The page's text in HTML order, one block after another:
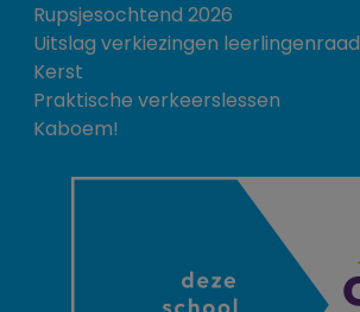
Rupsjesochtend 2026
Uitslag verkiezingen leerlingenraad
Kerst
Praktische verkeerslessen
Kaboem!